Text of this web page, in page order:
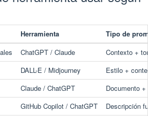
Herramienta
Tipo de
ChatGPT / Claude
Contexto +
DALL-E / Midjourney
Estilo +
Claude / ChatGPT
Documento
GitHub Copilot / ChatGPT
Descripción